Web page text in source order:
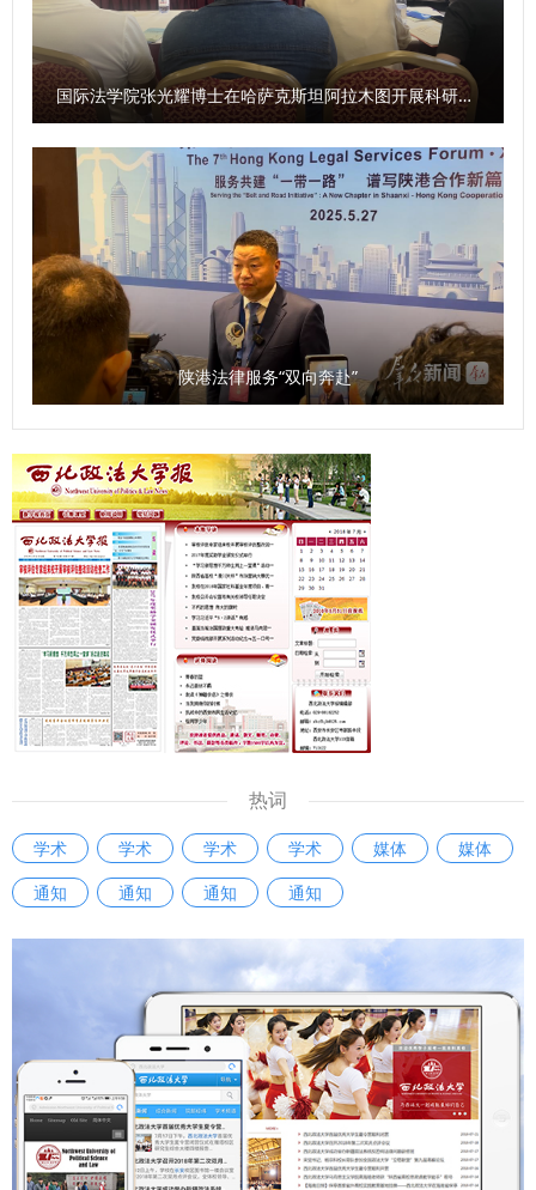
国际法学院张光耀博士在哈萨克斯坦阿拉木图开展科研与社会服务活动
陕港法律服务“双向奔赴”
热词
学术 学术 学术 学术 媒体
媒体
通知
通知 通知 通知